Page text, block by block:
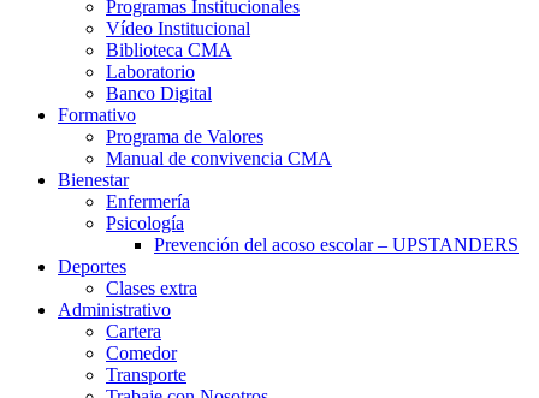
Programas Institucionales
Vídeo Institucional
Biblioteca CMA
Laboratorio
Banco Digital
Formativo
Programa de Valores
Manual de convivencia CMA
Bienestar
Enfermería
Psicología
Prevención del acoso escolar – UPSTANDERS
Deportes
Clases extra
Administrativo
Cartera
Comedor
Transporte